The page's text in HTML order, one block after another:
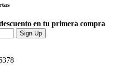
en tu primera compra
Sign Up